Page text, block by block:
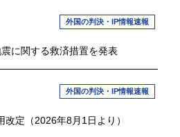
外国の判決・IP情報速報
に関する救済措置を発表
外国の判決・IP情報速報
定（2026年8月1日より）